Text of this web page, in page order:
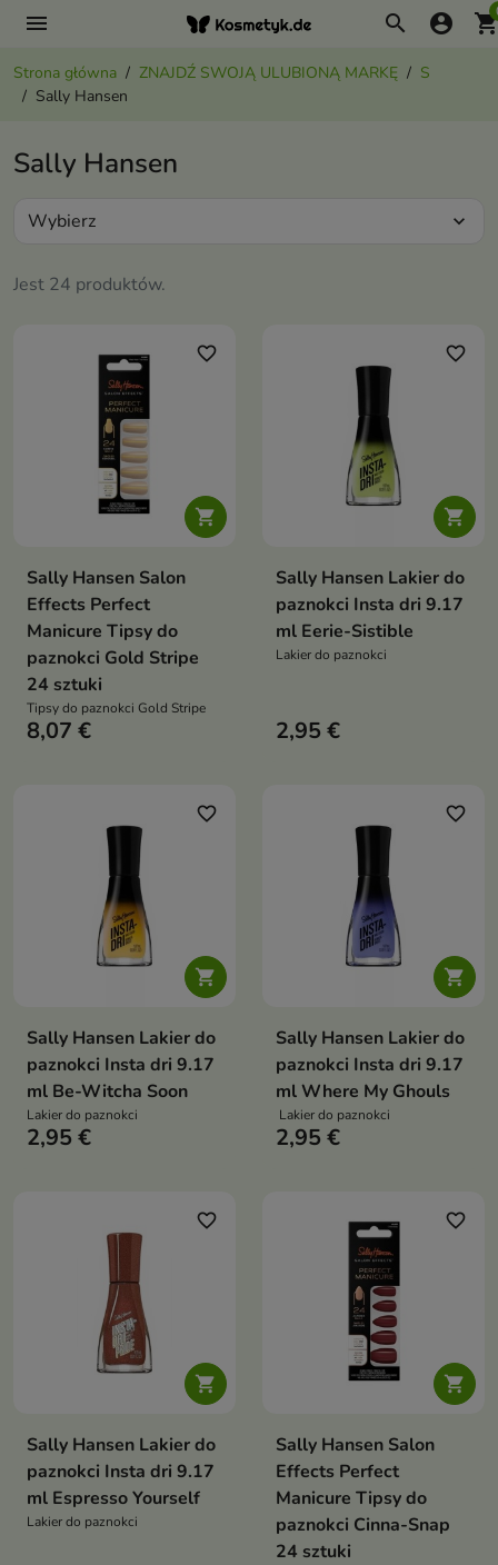
menu search account_circle
Strona główna ZNAJDŹ SWOJĄ ULUBIONĄ MARKĘ
S
Sally Hansen
Sally Hansen
Jest 24 produktów.
Wybierz expand_more

favorite_border
Sally Hansen Salon
Effects Perfect
Manicure Tipsy do
paznokci Gold Stripe
24 sztuki
Tipsy do paznokci Gold Stripe
8,07 €

favorite_border
Sally Hansen Lakier do
paznokci Insta dri 9.17
ml Eerie-Sistible
Lakier do paznokci
2,95 €

favorite_border
Sally Hansen Lakier do
paznokci Insta dri 9.17
ml Be-Witcha Soon
Lakier do paznokci
2,95 €

favorite_border
Sally Hansen Lakier do
paznokci Insta dri 9.17
ml Where My Ghouls
Lakier do paznokci
2,95 €

favorite_border
Sally Hansen Lakier do
paznokci Insta dri 9.17
ml Espresso Yourself
Lakier do paznokci

favorite_border
Sally Hansen Salon
Effects Perfect
Manicure Tipsy do
paznokci Cinna-Snap
24 sztuki